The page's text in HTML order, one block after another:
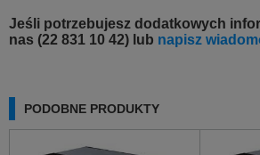
Jeśli potrzebujesz dodatkowych
nas (22 831 10 42) lub napisz
PODOBNE PRODUKTY